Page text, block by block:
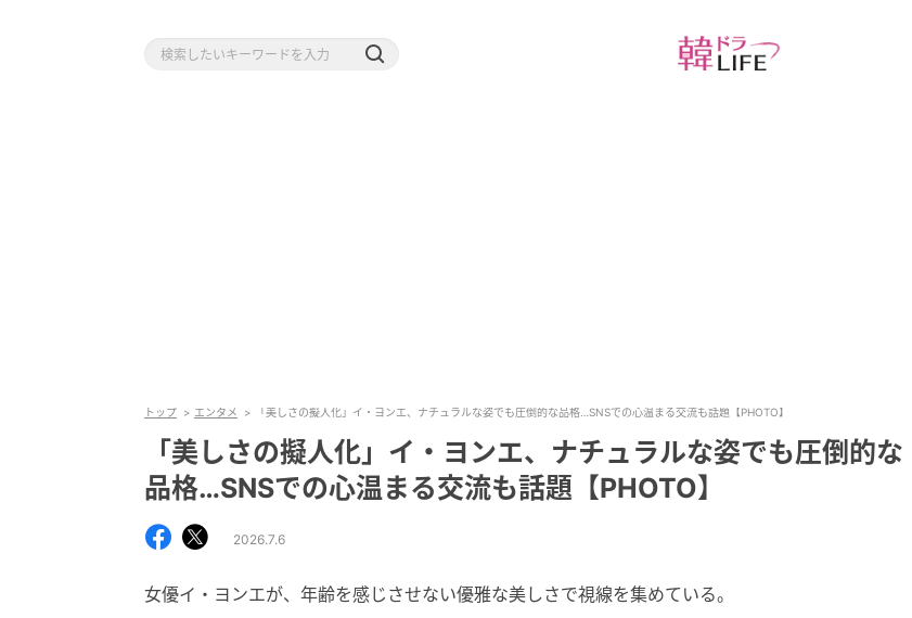
トップ エンタメ 「美しさの擬人化」イ・ヨンエ、ナチュラルな姿でも圧倒的な品格…SNSでの心温まる交流も話題【PHOTO】
「美しさの擬人化」イ・ヨンエ、ナチュラルな姿でも圧倒的な
品格…SNSでの心温まる交流も話題【PHOTO】
2026.7.6
女優イ・ヨンエが、年齢を感じさせない優雅な美しさで視線を集めている。